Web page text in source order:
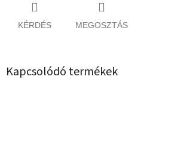
KÉRDÉS MEGOSZTÁS
Kapcsolódó termékek